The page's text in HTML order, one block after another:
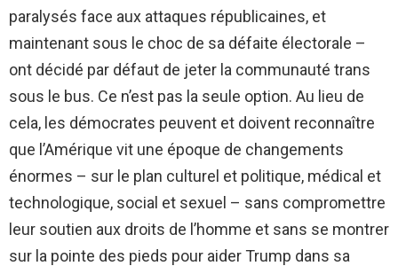
paralysés face aux attaques républicaines, et
maintenant sous le choc de sa défaite électorale –
ont décidé par défaut de jeter la communauté trans
sous le bus. Ce n’est pas la seule option. Au lieu de
cela, les démocrates peuvent et doivent reconnaître
que l’Amérique vit une époque de changements
énormes – sur le plan culturel et politique, médical et
technologique, social et sexuel – sans compromettre
leur soutien aux droits de l’homme et sans se montrer
sur la pointe des pieds pour aider Trump dans sa